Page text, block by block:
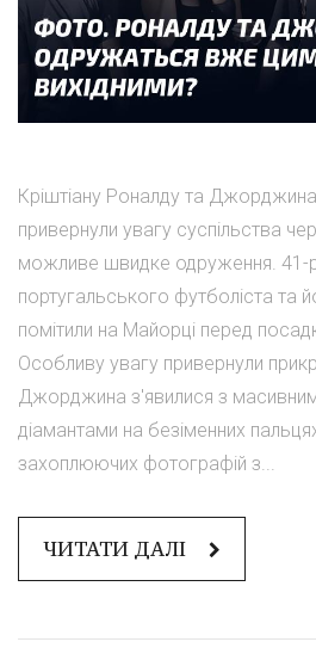
Кріштіану Роналду та
привернули увагу суспільства
можливе швидке одруження. 41-
португальського футболіста та
помітили на Майорці перед
Особливу увагу привернули
Джорджина з'явилися з
діамантами на безіменних
захоплюючих фотографій з...
ЧИТАТИ ДАЛІ